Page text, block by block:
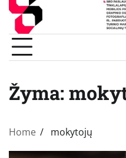
Žyma:
Home mokytojų